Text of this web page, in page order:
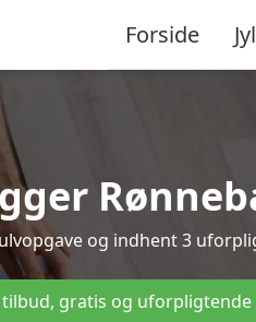
Forside
og indhent 3
gratis og uforpligtende